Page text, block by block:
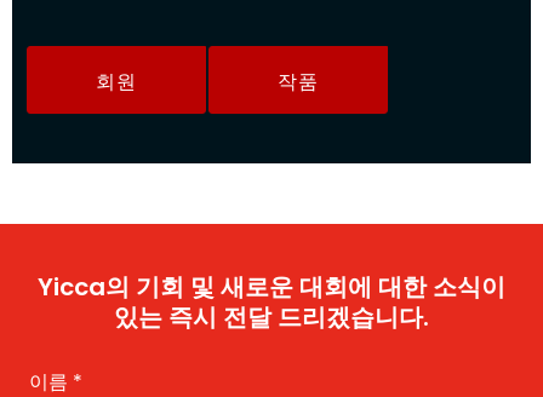
회원 작품
Yicca의 기회 및 새로운 대회에 대한 소식이
있는 즉시 전달 드리겠습니다.
이름 *